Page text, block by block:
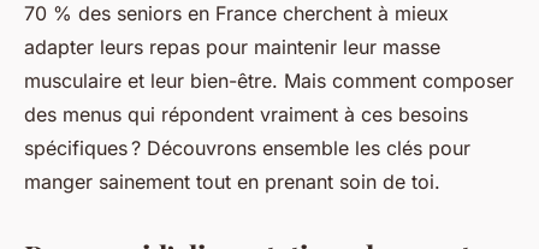
70 % des seniors en France cherchent à mieux
adapter leurs repas pour maintenir leur masse
musculaire et leur bien-être. Mais comment composer
des menus qui répondent vraiment à ces besoins
spécifiques ? Découvrons ensemble les clés pour
manger sainement tout en prenant soin de toi.